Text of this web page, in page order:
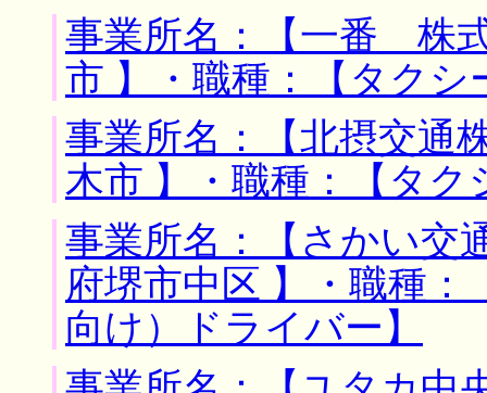
事業所名：【一番 株
市 】・職種：【タクシ
事業所名：【北摂交通
木市 】・職種：【タク
事業所名：【さかい
府堺市中区 】・職種
向け）ドライバー】